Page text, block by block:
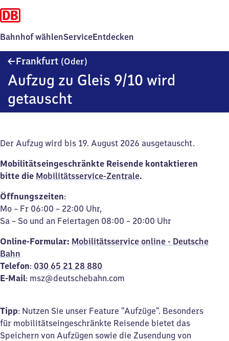
Bahnhof wählenServiceEntdecken
Frankfurt (Oder)
Aufzug zu Gleis 9/10 wird
getauscht
Der Aufzug wird bis 19. August 2026 ausgetauscht.
Mobilitätseingeschränkte Reisende kontaktieren
bitte die Mobilitätsservice-Zentrale.
Öffnungszeiten:
Mo – Fr 06:00 – 22:00 Uhr,
Sa – So und an Feiertagen 08:00 – 20:00 Uhr
Online-Formular: Mobilitätsservice online - Deutsche
Bahn
Telefon: 030 65 21 28 880
E-Mail: msz@deutschebahn.com
Tipp: Nutzen Sie unser Feature "Aufzüge". Besonders
für mobilitätseingeschränkte Reisende bietet das
Speichern von Aufzügen sowie die Zusendung von